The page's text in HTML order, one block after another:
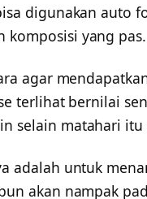
digunakan auto
komposisi yang pas.
agar
terlihat bernilai
selain matahari
adalah untuk
akan nampak